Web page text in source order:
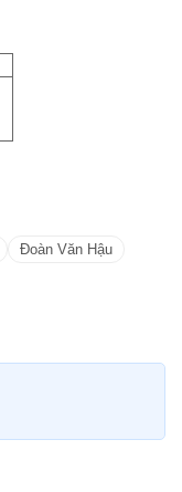
Đoàn Văn Hậu